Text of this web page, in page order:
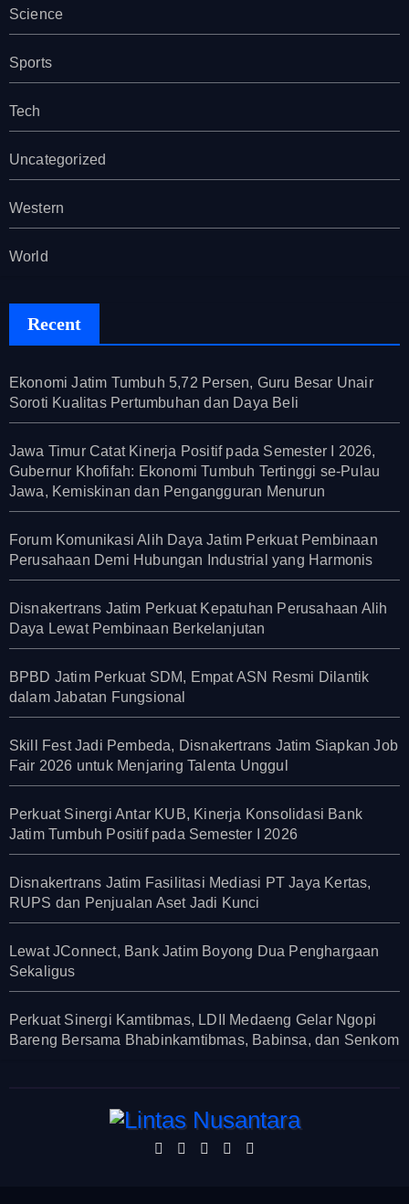
Science
Sports
Tech
Uncategorized
Western
World
Recent
Ekonomi Jatim Tumbuh 5,72 Persen, Guru Besar Unair
Soroti Kualitas Pertumbuhan dan Daya Beli
Jawa Timur Catat Kinerja Positif pada Semester I 2026,
Gubernur Khofifah: Ekonomi Tumbuh Tertinggi se-Pulau
Jawa, Kemiskinan dan Pengangguran Menurun
Forum Komunikasi Alih Daya Jatim Perkuat Pembinaan
Perusahaan Demi Hubungan Industrial yang Harmonis
Disnakertrans Jatim Perkuat Kepatuhan Perusahaan Alih
Daya Lewat Pembinaan Berkelanjutan
BPBD Jatim Perkuat SDM, Empat ASN Resmi Dilantik
dalam Jabatan Fungsional
Skill Fest Jadi Pembeda, Disnakertrans Jatim Siapkan Job
Fair 2026 untuk Menjaring Talenta Unggul
Perkuat Sinergi Antar KUB, Kinerja Konsolidasi Bank
Jatim Tumbuh Positif pada Semester I 2026
Disnakertrans Jatim Fasilitasi Mediasi PT Jaya Kertas,
RUPS dan Penjualan Aset Jadi Kunci
Lewat JConnect, Bank Jatim Boyong Dua Penghargaan
Sekaligus
Perkuat Sinergi Kamtibmas, LDII Medaeng Gelar Ngopi
Bareng Bersama Bhabinkamtibmas, Babinsa, dan Senkom